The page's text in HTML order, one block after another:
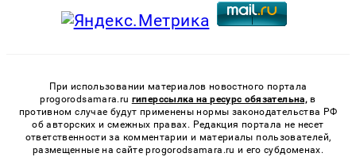
При использовании материалов новостного портала
progorodsamara.ru гиперссылка на ресурс обязательна, в
противном случае будут применены нормы законодательства РФ
об авторских и смежных правах. Редакция портала не несет
ответственности за комментарии и материалы пользователей,
размещенные на сайте progorodsamara.ru и его субдоменах.